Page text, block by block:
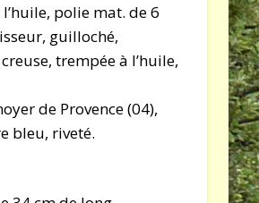
polie mat. de 6
guilloché,
trempée à l’huile,
de Provence (04),
bleu, riveté.